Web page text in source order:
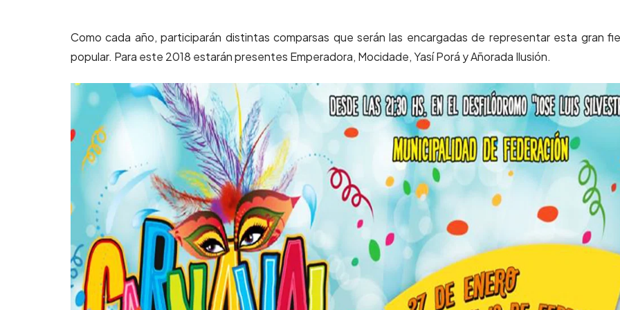
Como cada año, participarán distintas comparsas que serán las encargadas de representar esta gran
popular. Para este 2018 estarán presentes Emperadora, Mocidade, Yasí Porá y Añorada Ilusión.